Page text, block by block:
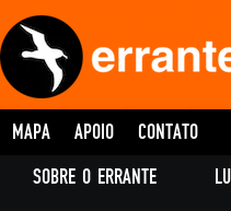
MAPA APOIO CONTATO
SOBRE O ERRANTE